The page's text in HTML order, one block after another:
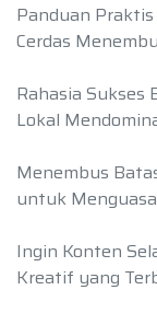
Panduan
Cerdas
Rahasia Sukses
Lokal
Menembus
untuk
Ingin Konten
Kreatif yang